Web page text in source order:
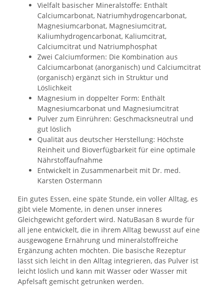
Vielfalt basischer Mineralstoffe: Enthält
Calciumcarbonat, Natriumhydrogencarbonat,
Magnesiumcarbonat, Magnesiumcitrat,
Kaliumhydrogencarbonat, Kaliumcitrat,
Calciumcitrat und Natriumphosphat
Zwei Calciumformen: Die Kombination aus
Calciumcarbonat (anorganisch) und Calciumcitrat
(organisch) ergänzt sich in Struktur und
Löslichkeit
Magnesium in doppelter Form: Enthält
Magnesiumcarbonat und Magnesiumcitrat
Pulver zum Einrühren: Geschmacksneutral und
gut löslich
Qualität aus deutscher Herstellung: Höchste
Reinheit und Bioverfügbarkeit für eine optimale
Nährstoffaufnahme
Entwickelt in Zusammenarbeit mit Dr. med.
Karsten Ostermann
Ein gutes Essen, eine späte Stunde, ein voller Alltag, es
gibt viele Momente, in denen unser inneres
Gleichgewicht gefordert wird. NatuBasan 8 wurde für
all jene entwickelt, die in ihrem Alltag bewusst auf eine
ausgewogene Ernährung und mineralstoffreiche
Ergänzung achten möchten. Die basische Rezeptur
lässt sich leicht in den Alltag integrieren, das Pulver ist
leicht löslich und kann mit Wasser oder Wasser mit
Apfelsaft gemischt getrunken werden.